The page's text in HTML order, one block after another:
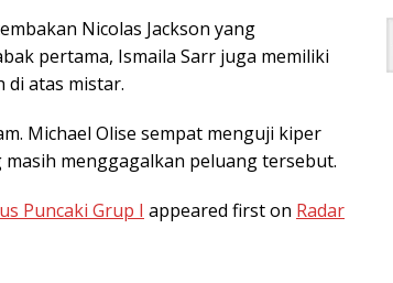
Nicolas Jackson yang
pertama, Ismaila Sarr juga memiliki
di atas mistar.
Michael Olise sempat menguji kiper
menggagalkan peluang tersebut.
Puncaki Grup I appeared first on Radar